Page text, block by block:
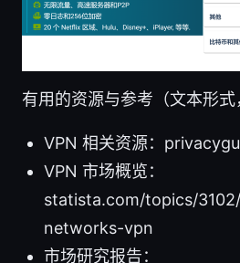
有用的资源与参考（文本形式
VPN 相关资源：
VPN 市场概览：
statista.com/topics/
networks-vpn
市场研究报告：